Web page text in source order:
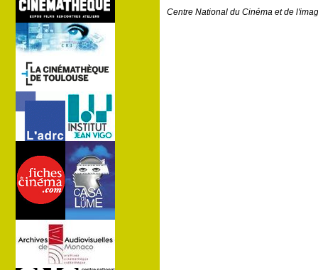
Centre National du Cinéma et de